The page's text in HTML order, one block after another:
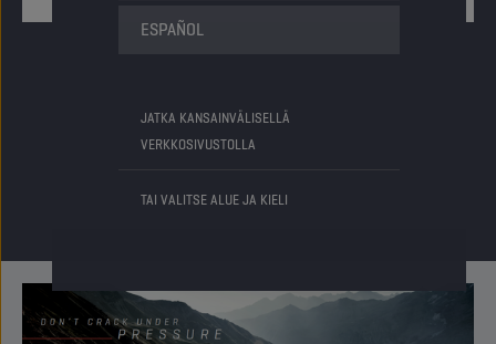
ESPAÑOL
JATKA KANSAINVÄLISELLÄ
VERKKOSIVUSTOLLA
TAI VALITSE ALUE JA KIELI